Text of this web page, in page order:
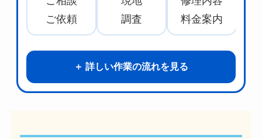
ご依頼
調査
料金案内
詳しい作業の流れを見る